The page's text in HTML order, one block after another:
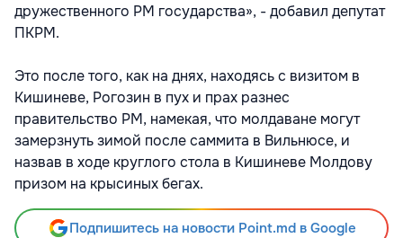
дружественного РМ государства», - добавил депутат
ПКРМ.
Это после того, как на днях, находясь с визитом в
Кишиневе, Рогозин в пух и прах разнес
правительство РМ, намекая, что молдаване могут
замерзнуть зимой после саммита в Вильнюсе, и
назвав в ходе круглого стола в Кишиневе Молдову
призом на крысиных бегах.
Подпишитесь на новости Point.md в Google